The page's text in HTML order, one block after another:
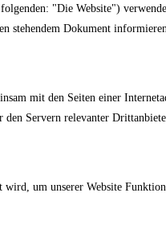
"Die Website")
stehendem Dokument
mit den Seiten einer
Servern relevanter
um unserer Website